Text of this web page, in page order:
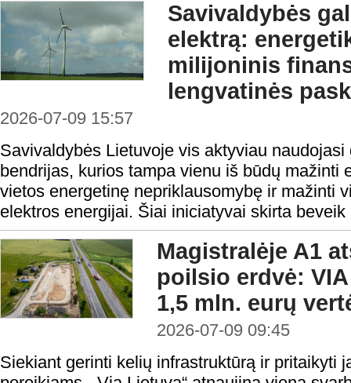
Savivaldybės
elektrą:
milijoninis
lengvatinės
2026-07-09 15:57
Savivaldybės Lietuvoje vis aktyviau
bendrijas, kurios tampa vienu iš būdų mažinti
vietos energetinę nepriklausomybę ir mažinti
elektros energijai. Šiai iniciatyvai skirta
Magistralėje A1
poilsio erdvė:
1,5 mln. eurų
2026-07-09 09:45
Siekiant gerinti kelių infrastruktūrą ir pritaikyti